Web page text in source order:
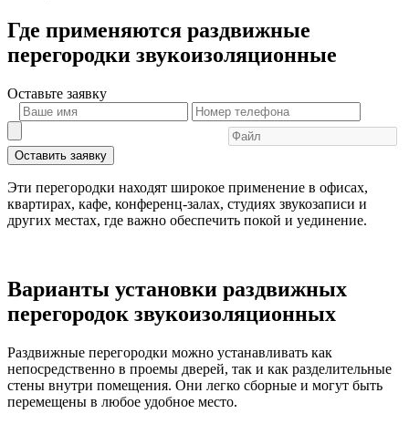
Где применяются раздвижные
перегородки звукоизоляционные
Оставьте заявку
Оставить заявку
Эти перегородки находят широкое применение в офисах,
квартирах, кафе, конференц-залах, студиях звукозаписи и
других местах, где важно обеспечить покой и уединение.
Варианты установки раздвижных
перегородок звукоизоляционных
Раздвижные перегородки можно устанавливать как
непосредственно в проемы дверей, так и как разделительные
стены внутри помещения. Они легко сборные и могут быть
перемещены в любое удобное место.